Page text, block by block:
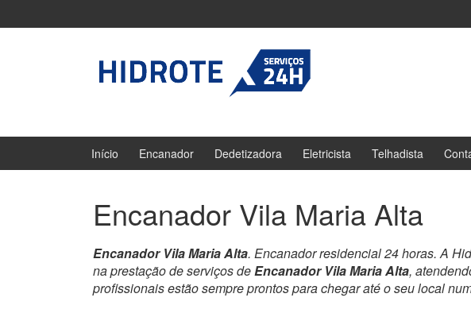
Início Encanador Dedetizadora Eletricista Telhadista
Encanador Vila Maria Alta
Encanador Vila Maria Alta. Encanador residencial 24 horas. A
na prestação de serviços deEncanador Vila Maria Alta,
profissionais estão sempre prontos para chegar até o seu local